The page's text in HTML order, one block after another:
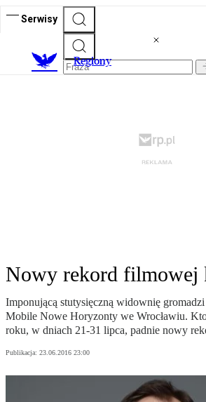
Serwisy
Regiony
Nowy rekord filmowej
Imponującą stutysięczną widownię
Mobile Nowe Horyzonty we Wrocławiu.
roku, w dniach 21-31 lipca, padnie nowy
Publikacja: 23.06.2016 23:00